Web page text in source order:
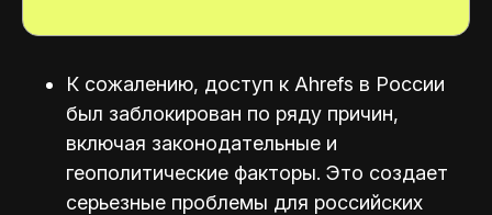
К сожалению, доступ к Ahrefs в России
был заблокирован по ряду причин,
включая законодательные и
геополитические факторы. Это создает
серьезные проблемы для российских